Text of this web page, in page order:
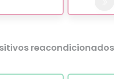
reacondicionados